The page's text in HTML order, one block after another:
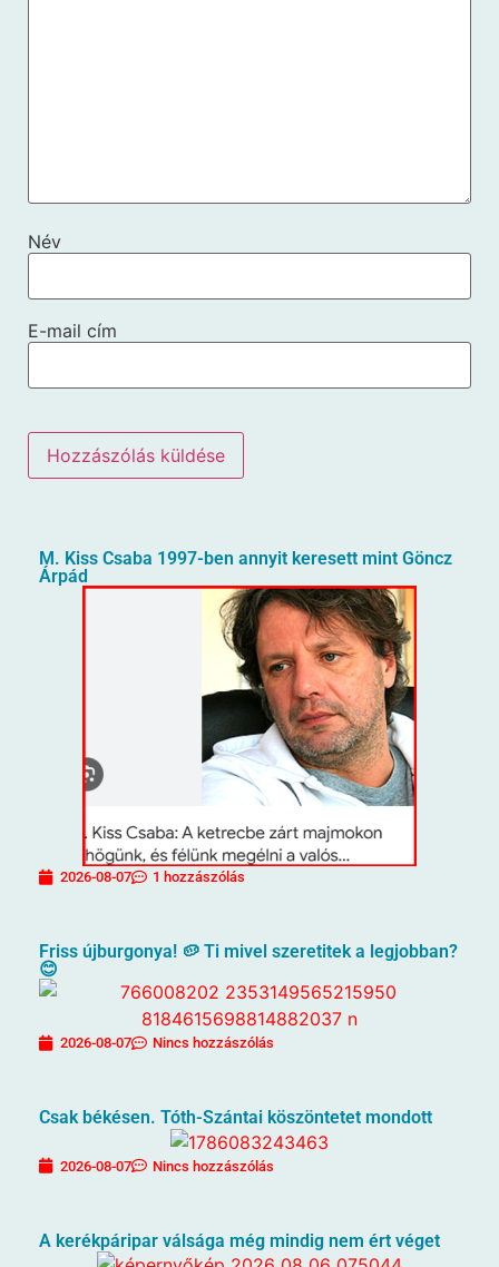
Név
E-mail cím
M. Kiss Csaba 1997-ben annyit keresett mint Göncz
Árpád
2026-08-07 1 hozzászólás
Friss újburgonya! 🥔 Ti mivel szeretitek a legjobban?
😊
2026-08-07 Nincs hozzászólás
Csak békésen. Tóth-Szántai köszöntetet mondott
2026-08-07 Nincs hozzászólás
A kerékpáripar válsága még mindig nem ért véget